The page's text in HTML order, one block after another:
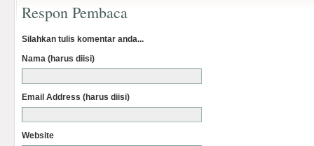
Respon Pembaca
Silahkan tulis komentar anda...
Nama (harus diisi)
Email Address (harus diisi)
Website